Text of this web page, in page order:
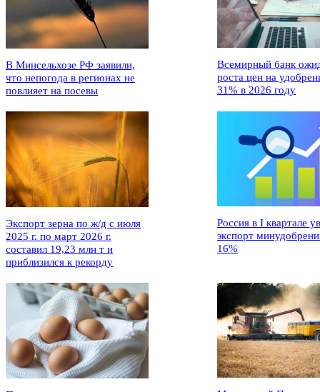
В Минсельхозе РФ заявили,
что непогода в регионах не
повлияет на посевы
Всемирный банк
роста цен на
31% в 2026 году
Экспорт зерна по ж/д с июля
2025 г. по март 2026 г.
составил 19,23 млн т и
приблизился к рекорду
Россия в I квартале
экспорт
16%